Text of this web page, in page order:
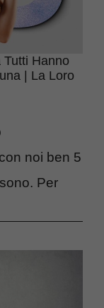
Hanno
| La Loro
noi ben 5
Per